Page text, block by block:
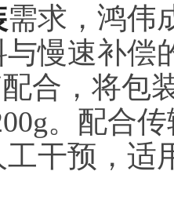
需求，鸿伟
慢速补偿
合，将包
。配合
干预，适